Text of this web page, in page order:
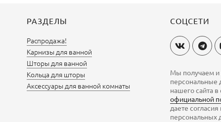
РАЗДЕЛЫ
Распродажа!
Карнизы для ванной
Шторы для ванной
Кольца для шторы
Аксессуары для ванной комнаты
СОЦСЕТИ
Мы получаем
персональные
нашего сайта в
официальной
даете
персональных